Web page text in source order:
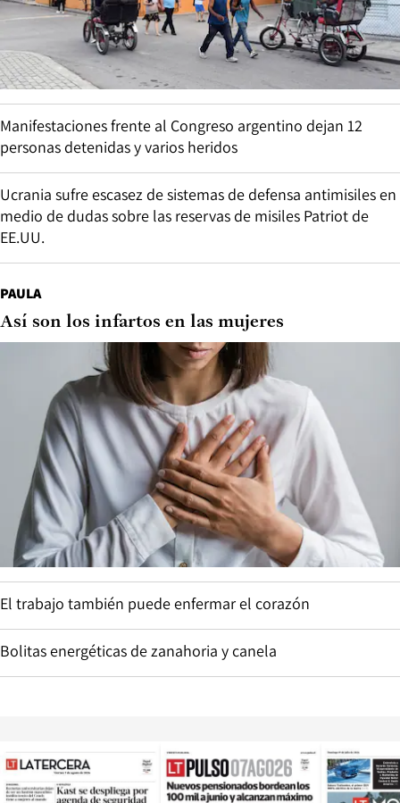
Manifestaciones frente al Congreso argentino dejan 12
personas detenidas y varios heridos
Ucrania sufre escasez de sistemas de defensa antimisiles en
medio de dudas sobre las reservas de misiles Patriot de
EE.UU.
PAULA
Así son los infartos en las mujeres
El trabajo también puede enfermar el corazón
Bolitas energéticas de zanahoria y canela
Opens in new window Opens in